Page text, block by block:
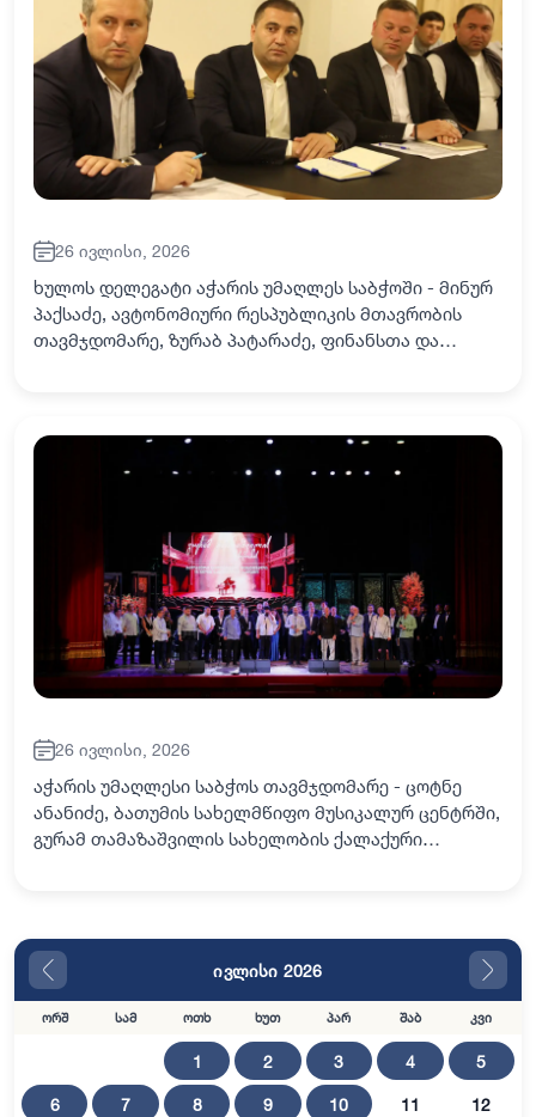
26 ივლისი, 2026
ხულოს დელეგატი აჭარის უმაღლეს საბჭოში - მინურ
პაქსაძე, ავტონომიური რესპუბლიკის მთავრობის
თავმჯდომარე, ზურაბ პატარაძე, ფინანსთა და
26 ივლისი, 2026
აჭარის უმაღლესი საბჭოს თავმჯდომარე - ცოტნე
ანანიძე, ბათუმის სახელმწიფო მუსიკალურ ცენტრში,
გურამ თამაზაშვილის სახელობის ქალაქური
ივლისი 2026
ორშ სამ ოთხ ხუთ პარ შაბ კვი
1 2 3 4 5
6 7 8 9 10 11 12